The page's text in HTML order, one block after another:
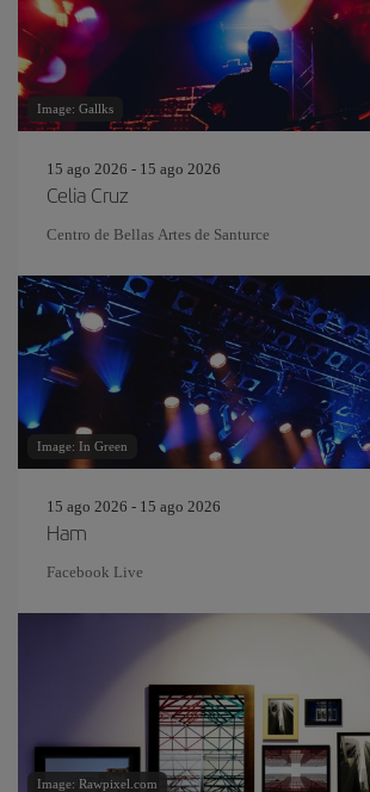
Image: Gallks
15 ago 2026 - 15 ago 2026
Celia Cruz
Centro de Bellas Artes de Santurce
Image: In Green
15 ago 2026 - 15 ago 2026
Ham
Facebook Live
Image: Rawpixel.com